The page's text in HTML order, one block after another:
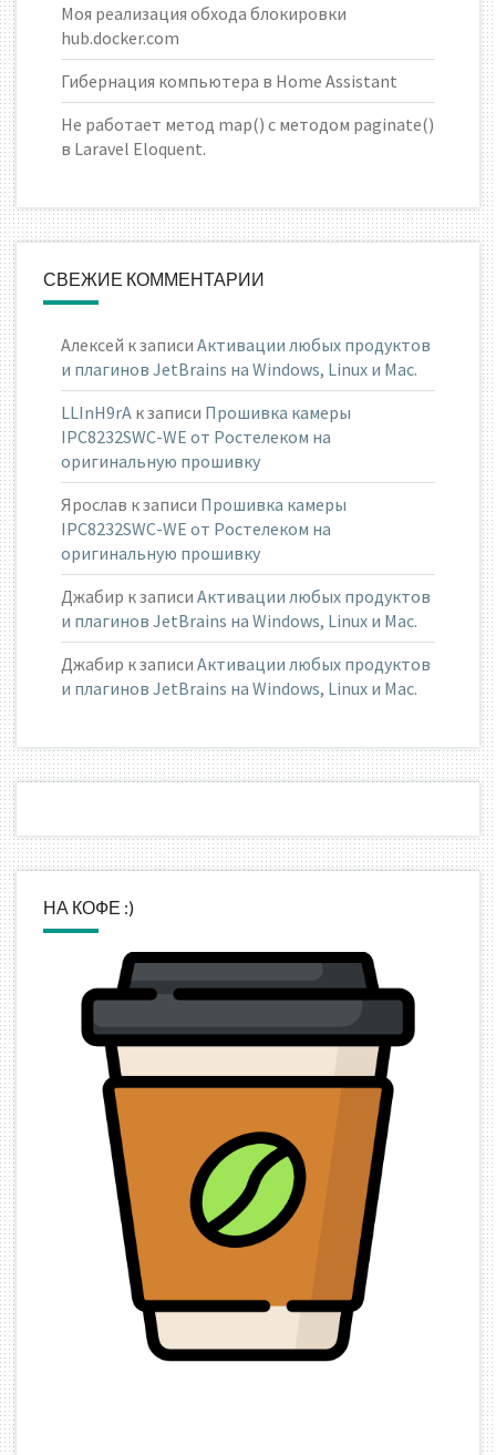
Моя реализация обхода блокировки
hub.docker.com
Гибернация компьютера в Home Assistant
Не работает метод map() с методом paginate()
в Laravel Eloquent.
СВЕЖИЕ КОММЕНТАРИИ
Алексей к записи Активации любых продуктов
и плагинов JetBrains на Windows, Linux и Mac.
LLInH9rA к записи Прошивка камеры
IPC8232SWC-WE от Ростелеком на
оригинальную прошивку
Ярослав к записи Прошивка камеры
IPC8232SWC-WE от Ростелеком на
оригинальную прошивку
Джабир к записи Активации любых продуктов
и плагинов JetBrains на Windows, Linux и Mac.
Джабир к записи Активации любых продуктов
и плагинов JetBrains на Windows, Linux и Mac.
НА КОФЕ :)